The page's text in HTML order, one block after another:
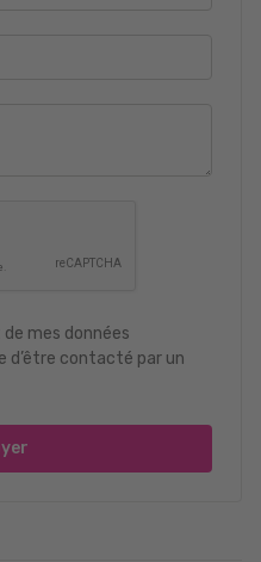
mes données
d’être contacté par un